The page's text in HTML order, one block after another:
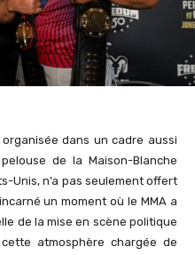
organisée dans un cadre aussi
de la Maison-Blanche
Unis, n’a pas seulement offert
un moment où le MMA a
de la mise en scène politique
atmosphère chargée de